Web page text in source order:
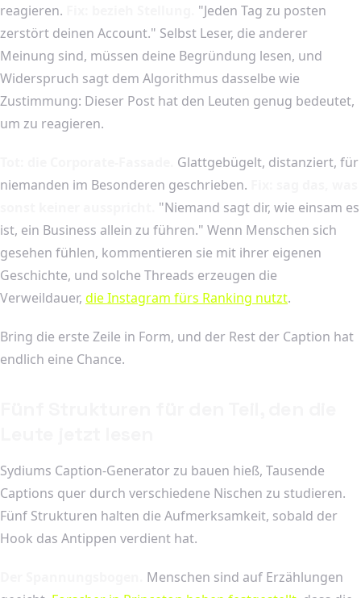
reagieren.
"Jeden Tag zu posten
zerstört deinen Account." Selbst Leser, die anderer
Meinung sind, müssen deine Begründung lesen, und
Widerspruch sagt dem Algorithmus dasselbe wie
Zustimmung: Dieser Post hat den Leuten genug bedeutet,
um zu reagieren.
Glattgebügelt, distanziert, für
niemanden im Besonderen geschrieben.
"Niemand sagt dir, wie einsam es
ist, ein Business allein zu führen." Wenn Menschen sich
gesehen fühlen, kommentieren sie mit ihrer eigenen
Geschichte, und solche Threads erzeugen die
Verweildauer, die Instagram fürs Ranking nutzt.
Bring die erste Zeile in Form, und der Rest der Caption hat
endlich eine Chance.
Sydiums Caption-Generator zu bauen hieß, Tausende
Captions quer durch verschiedene Nischen zu studieren.
Fünf Strukturen halten die Aufmerksamkeit, sobald der
Hook das Antippen verdient hat.
Menschen sind auf Erzählungen